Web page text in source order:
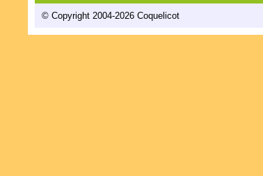
© Copyright 2004-2026 Coquelicot